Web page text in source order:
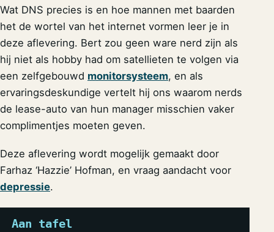
Wat DNS precies is en hoe mannen met baarden
het de wortel van het internet vormen leer je in
deze aflevering. Bert zou geen ware nerd zijn als
hij niet als hobby had om satellieten te volgen via
een zelfgebouwd monitorsysteem, en als
ervaringsdeskundige vertelt hij ons waarom nerds
de lease-auto van hun manager misschien vaker
complimentjes moeten geven.
Deze aflevering wordt mogelijk gemaakt door
Farhaz ‘Hazzie’ Hofman, en vraag aandacht voor
depressie.
Aan tafel